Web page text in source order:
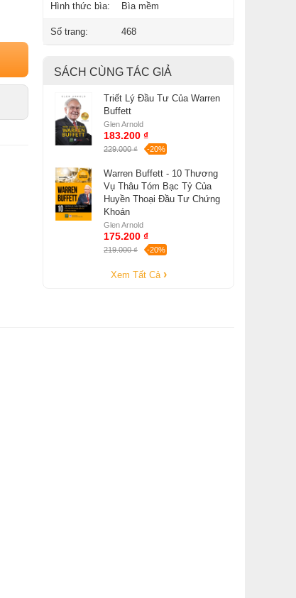
Hình thức bìa: Bìa mềm
Số trang: 468
SÁCH CÙNG TÁC GIẢ
Triết Lý Đầu Tư Của Warren
Buffett
Glen Arnold
183.200 ₫
229.000 ₫ -20%
Warren Buffett - 10 Thương
Vụ Thâu Tóm Bạc Tỷ Của
Huyền Thoại Đầu Tư Chứng
Khoán
Glen Arnold
175.200 ₫
219.000 ₫ -20%
Xem Tất Cả